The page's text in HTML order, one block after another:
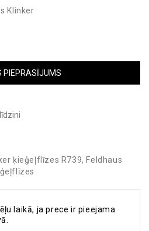
Klinker
PIEPRASĪJUMS
ķieģeļflīzes R739, Feldhaus
laikā, ja prece ir pieejama